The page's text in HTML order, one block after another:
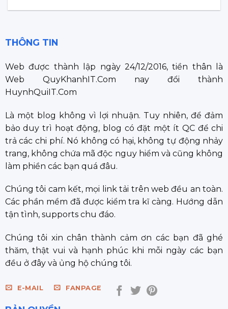
THÔNG TIN
Web được thành lập ngày 24/12/2016, tiền thân là
Web QuyKhanhIT.Com nay đổi thành
HuynhQuiIT.Com
Là một blog không vì lợi nhuận. Tuy nhiên, để đảm
bảo duy trì hoạt động, blog có đặt một ít QC để chi
trả các chi phí. Nó không có hại, không tự động nhảy
trang, không chứa mã độc nguy hiểm và cũng không
làm phiền các bạn quá đâu.
Chúng tôi cam kết, mọi link tải trên web đều an toàn.
Các phần mềm đã được kiểm tra kĩ càng. Hướng dẫn
tận tình, supports chu đáo.
Chúng tôi xin chân thành cảm ơn các bạn đã ghé
thăm, thật vui và hạnh phúc khi mỗi ngày các bạn
đều ở đây và ủng hộ chúng tôi.
E-MAIL FANPAGE